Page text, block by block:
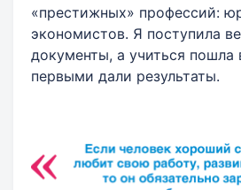
«престижных» профессий:
экономистов. Я поступила
документы, а учиться
первыми дали результаты.